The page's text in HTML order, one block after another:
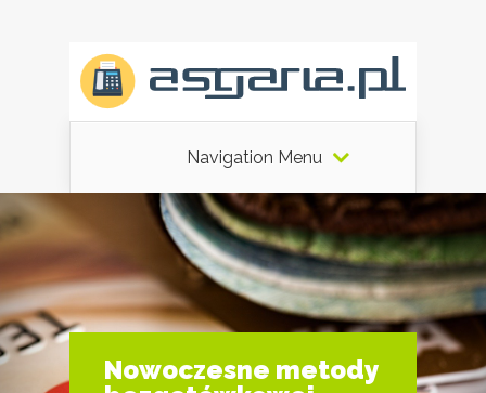
Navigation Menu
Nowoczesne metody